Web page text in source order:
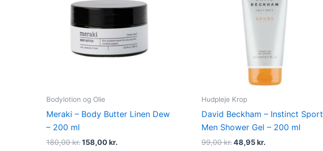
Bodylotion og Olie
Meraki – Body Butter Linen Dew
– 200 ml
180,00kr.158,00kr.
Hudpleje Krop
David Beckham – Instinct Sport
Men Shower Gel – 200 ml
99,00kr.48,95kr.